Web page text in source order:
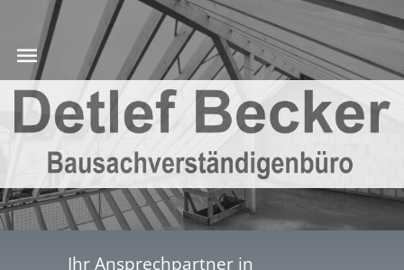
Ihr Ansprechpartner in